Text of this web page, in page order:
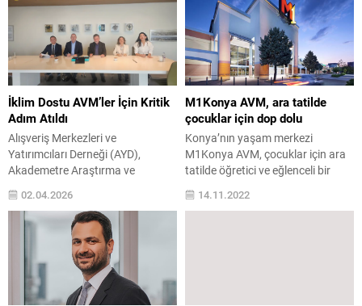
üzerinden okunuyor. Oysa
bugünkü tabloyu doğru
değerlendirmek için konuyu
öncelikle yatırım matematiği
üzerinden ele almak gerekiyor.
AVM yatırımı, kısa vadeli
dalgalanmalardan ziyade uzun
vadeli nakit...
emanet etti. İki şirket böylece
Almanya’da perakende
gayrimenkul sektöründe uzun
yıllara dayanan iş birliklerini
uluslararası alana da taşıyor. ECE
Türkiye’nin Commerz Real’in
açtığı ihaleyi kazanarak üstlendiği
bu görev, İzmir’deki “Forum
Bornova” alışveriş merkezinin
stratejik bir...
İklim Dostu AVM’ler İçin Kritik
Adım Atıldı
Alışveriş Merkezleri ve
Yatırımcıları Derneği (AYD),
Akademetre Araştırma ve
Danışmanlık, İş Dünyası ve
Sürdürülebilir Kalkınma Derneği
(SKD Türkiye) ile Türkiye Bilişim
Vakfı (TBV) arasında “Alışveriş
Merkezlerinde Yapay Zeka
Destekli Enerji Verimliliği
Projesi”nin ikinci faza
taşınmasına yönelik iş birliği
02.04.2026
M1Konya AVM, ara tatilde
çocuklar için dop dolu
Konya’nın yaşam merkezi
M1Konya AVM, çocuklar için ara
tatilde öğretici ve eğlenceli bir
atölye programı hazırladı. Sevimli
miniklerin tatillerini renklendirmek
14.11.2022